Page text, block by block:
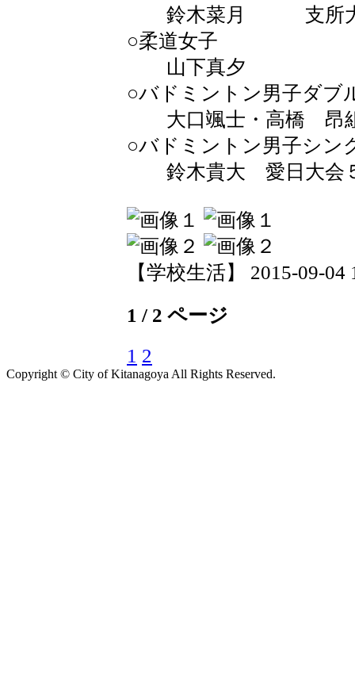
鈴木菜月 支所大
○柔道女子
山下真夕
○バドミントン男子
大口颯士・高橋 昂
○バドミントン男子シ
鈴木貴大 愛日大
【学校生活】 2015-09-04
1 / 2 ページ
1 2
Copyright © City of Kitanagoya All Rights Reserved.